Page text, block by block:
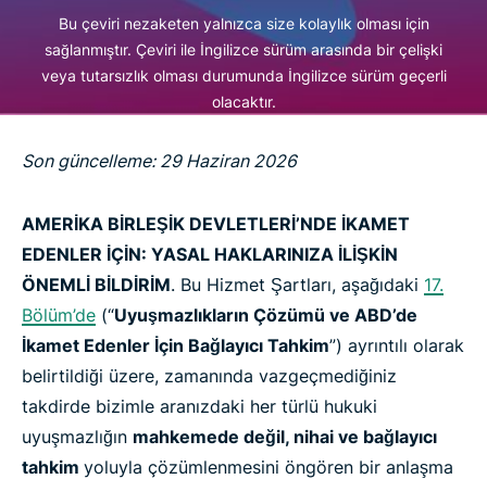
Bu çeviri nezaketen yalnızca size kolaylık olması için
sağlanmıştır. Çeviri ile İngilizce sürüm arasında bir çelişki
veya tutarsızlık olması durumunda İngilizce sürüm geçerli
olacaktır.
Son güncelleme: 29 Haziran 2026
AMERİKA BİRLEŞİK DEVLETLERİ’NDE İKAMET
EDENLER İÇİN: YASAL HAKLARINIZA İLİŞKİN
ÖNEMLİ BİLDİRİM. Bu Hizmet Şartları, aşağıdaki 17.
Bölüm’de (“Uyuşmazlıkların Çözümü ve ABD’de
İkamet Edenler İçin Bağlayıcı Tahkim”) ayrıntılı olarak
belirtildiği üzere, zamanında vazgeçmediğiniz
takdirde bizimle aranızdaki her türlü hukuki
uyuşmazlığın mahkemede değil, nihai ve bağlayıcı
tahkim yoluyla çözümlenmesini öngören bir anlaşma